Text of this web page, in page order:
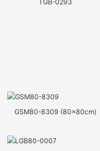
GSM80-8309 (80x80cm)